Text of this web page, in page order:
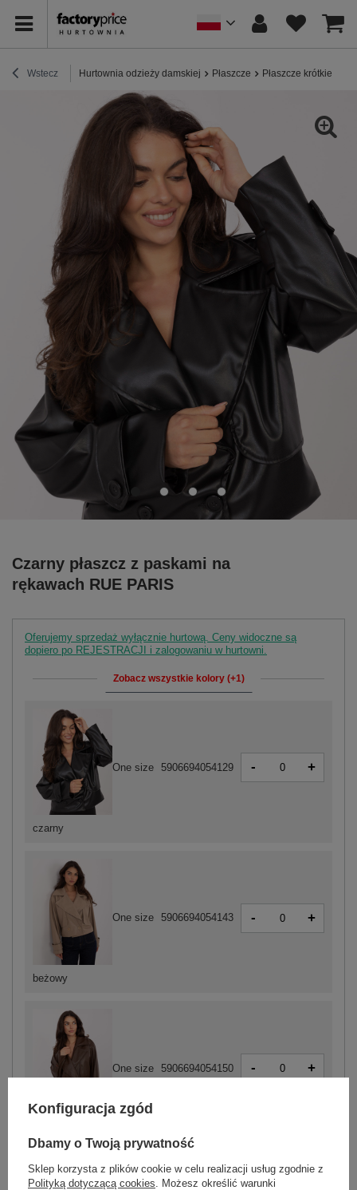
Wstecz Hurtownia odzieży damskiej Płaszcze Płaszcze krótkie
Czarny płaszcz z paskami na
rękawach RUE PARIS
Oferujemy sprzedaż wyłącznie hurtową. Ceny widoczne są
dopiero po REJESTRACJI i zalogowaniu w hurtowni.
Zobacz wszystkie kolory (+1)
beżowy
One size 5906694054143 - +
One size 5906694054150 - +
czarny
One size 5906694054129 - +
Zobacz wszystkie kolory (+1)
Konfiguracja zgód
Dbamy o Twoją prywatność
Sklep korzysta z plików cookie w celu realizacji usług zgodnie z
Polityką dotyczącą cookies . Możesz określić warunki